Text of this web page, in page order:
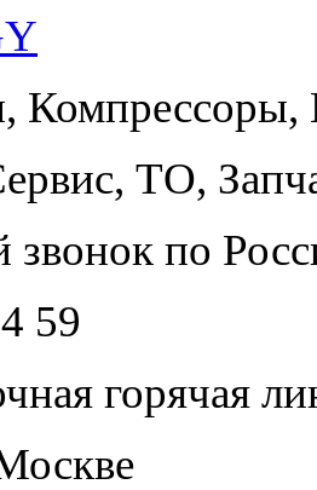
ТО,
звонок по
59
горячая